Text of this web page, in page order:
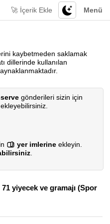
Menü
🚀 İçerik Ekle
kaybetmeden saklamak
dillerinde kullanılan
gönderileri sizin için
yer imlerine ekleyin.
yiyecek ve gramajı (Spor